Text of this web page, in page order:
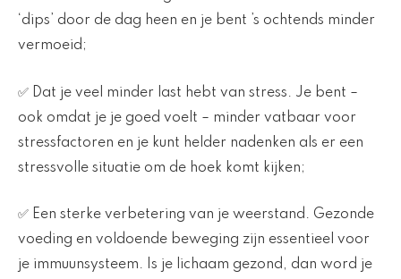
‘dips’ door de dag heen en je bent ’s ochtends minder
vermoeid;
✅ Dat je veel minder last hebt van stress. Je bent –
ook omdat je je goed voelt – minder vatbaar voor
stressfactoren en je kunt helder nadenken als er een
stressvolle situatie om de hoek komt kijken;
✅ Een sterke verbetering van je weerstand. Gezonde
voeding en voldoende beweging zijn essentieel voor
je immuunsysteem. Is je lichaam gezond, dan word je